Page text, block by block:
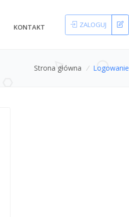
KONTAKT ZALOGUJ
Strona główna / Logowanie